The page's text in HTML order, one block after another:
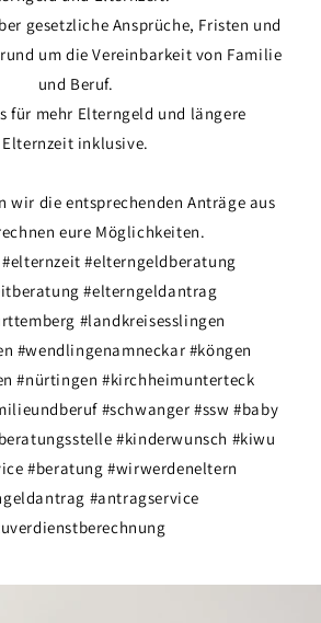
gesetzliche Ansprüche, Fristen und
um die Vereinbarkeit von Familie
und Beruf.
für mehr Elterngeld und längere
Elternzeit inklusive.
wir die entsprechenden Anträge aus
eure Möglichkeiten.
#elterngeldberatung
#elterngeldantrag
#landkreisesslingen
#wendlingenamneckar #köngen
#nürtingen #kirchheimunterteck
#schwanger #ssw #baby
#kinderwunsch #kiwu
#beratung #wirwerdeneltern
#antragservice